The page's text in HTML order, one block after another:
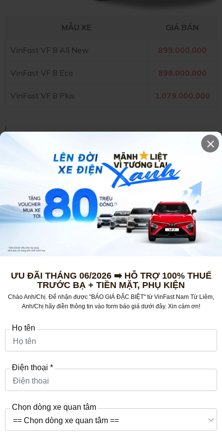
MẪU XE GIÁ BÁN
VinFast VF 8 All New 899.000.000
VinFast VF 8 Eco 898.000.000
VinFast VF 8 Plus 1.079.000.000
VinFast VF 8 giá tốt nhất + Khuyến Mãi nhiều nhất
hãy gọi cho ngay cho Phòng BH:0989 098 456
VINFAST VF 9
VinFast VF 9 Eco
VinFast VF 9 Plus 1.529.000.000
ƯU ĐÃI THÁNG 06/2026 ➡️ HỖ TRỢ 100% THUẾ
TRƯỚC BẠ + TIỀN MẶT, PHỤ KIỆN
Chào Anh/Chị. Để nhận được "BÁO GIÁ ĐẶC BIỆT" từ VinFast Nam Từ Liêm,
Anh/Chị hãy điền thông tin vào form báo giá dưới đây. Xin cám ơn!
Họ tên
Điện thoại *
Chọn dòng xe quan tâm